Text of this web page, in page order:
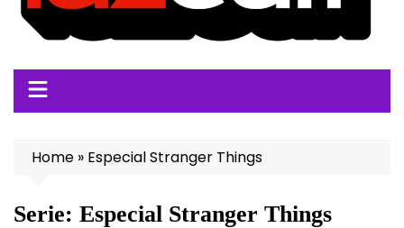
Home » Especial Stranger Things
Serie: Especial Stranger Things